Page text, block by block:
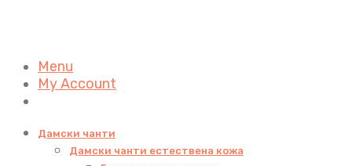
Menu
My Account
Дамски чанти
Дамски чанти естествена кожа